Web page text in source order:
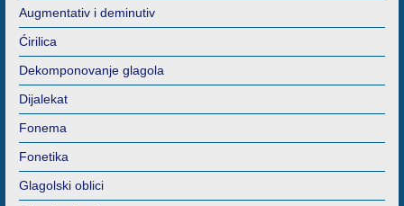
Augmentativ i deminutiv
Ćirilica
Dekomponovanje glagola
Dijalekat
Fonema
Fonetika
Glagolski oblici